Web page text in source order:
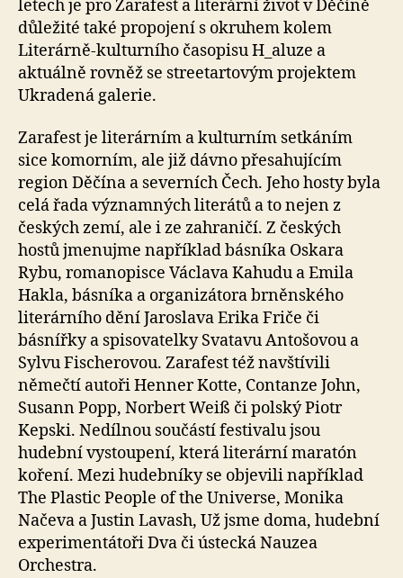
letech je pro Zarafest a literární život v Děčíně
důležité také propojení s okruhem kolem
Literárně-kulturního časopisu H_aluze a
aktuálně rovněž se streetartovým projektem
Ukradená galerie.
Zarafest je literárním a kulturním setkáním
sice komorním, ale již dávno přesahujícím
region Děčína a severních Čech. Jeho hosty byla
celá řada významných literátů a to nejen z
českých zemí, ale i ze zahraničí. Z českých
hostů jmenujme například básníka Oskara
Rybu, romanopisce Václava Kahudu a Emila
Hakla, básníka a organizátora brněnského
literárního dění Jaroslava Erika Friče či
básnířky a spisovatelky Svatavu Antošovou a
Sylvu Fischerovou. Zarafest též navštívili
němečtí autoři Henner Kotte, Contanze John,
Susann Popp, Norbert Weiß či polský Piotr
Kepski. Nedílnou součástí festivalu jsou
hudební vystoupení, která literární maratón
koření. Mezi hudebníky se objevili například
The Plastic People of the Universe, Monika
Načeva a Justin Lavash, Už jsme doma, hudební
experimentátoři Dva či ústecká Nauzea
Orchestra.